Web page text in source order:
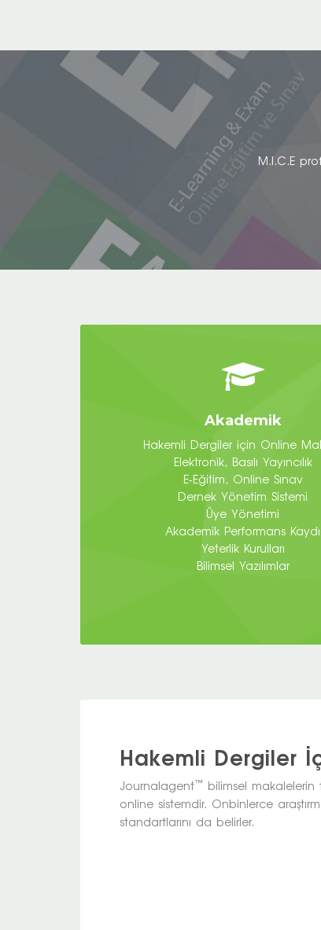
M.I.C.E
Akademik
Hakemli Dergiler için Online
Elektronik, Basılı Yayıncılık
E-Eğitim, Online Sınav
Dernek Yönetim Sistemi
Üye Yönetimi
Akademik Performans Kaydı
Yeterlik Kurulları
Bilimsel Yazılımlar
Hakemli Dergiler
Journalagent™
bilimsel makalelerin
online sistemdir. Onbinlerce
standartlarını da belirler.